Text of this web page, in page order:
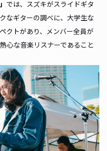
では、スズキがスライドギタ
なギターの調べに、大学生な
クトがあり、メンバー全員が
心な音楽リスナーであること